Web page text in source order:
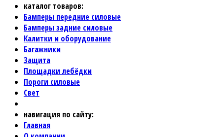
каталог товаров:
Бамперы передние силовые
Бамперы задние силовые
Калитки и оборудование
Багажники
Защита
Площадки лебёдки
Пороги силовые
Свет
навигация по сайту:
Главная